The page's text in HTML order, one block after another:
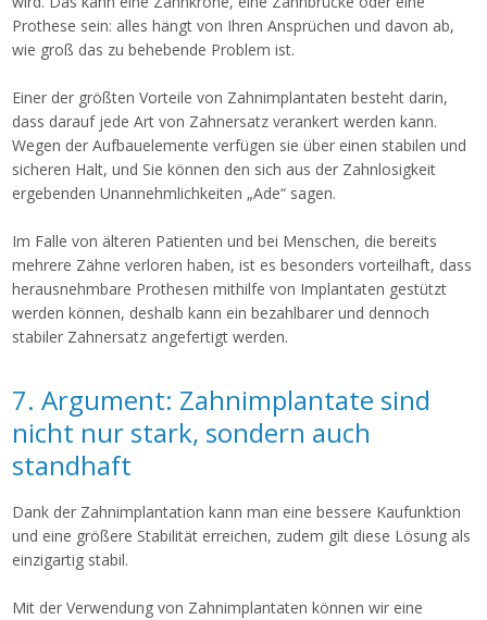
Prothese sein: alles hängt von Ihren Ansprüchen und davon ab,
wie groß das zu behebende Problem ist.
Einer der größten Vorteile von Zahnimplantaten besteht darin,
dass darauf jede Art von Zahnersatz verankert werden kann.
Wegen der Aufbauelemente verfügen sie über einen stabilen und
sicheren Halt, und Sie können den sich aus der Zahnlosigkeit
ergebenden Unannehmlichkeiten „Ade“ sagen.
Im Falle von älteren Patienten und bei Menschen, die bereits
mehrere Zähne verloren haben, ist es besonders vorteilhaft, dass
herausnehmbare Prothesen mithilfe von Implantaten gestützt
werden können, deshalb kann ein bezahlbarer und dennoch
stabiler Zahnersatz angefertigt werden.
7. Argument: Zahnimplantate sind
nicht nur stark, sondern auch
standhaft
Dank der Zahnimplantation kann man eine bessere Kaufunktion
und eine größere Stabilität erreichen, zudem gilt diese Lösung als
einzigartig stabil.
Mit der Verwendung von Zahnimplantaten können wir eine